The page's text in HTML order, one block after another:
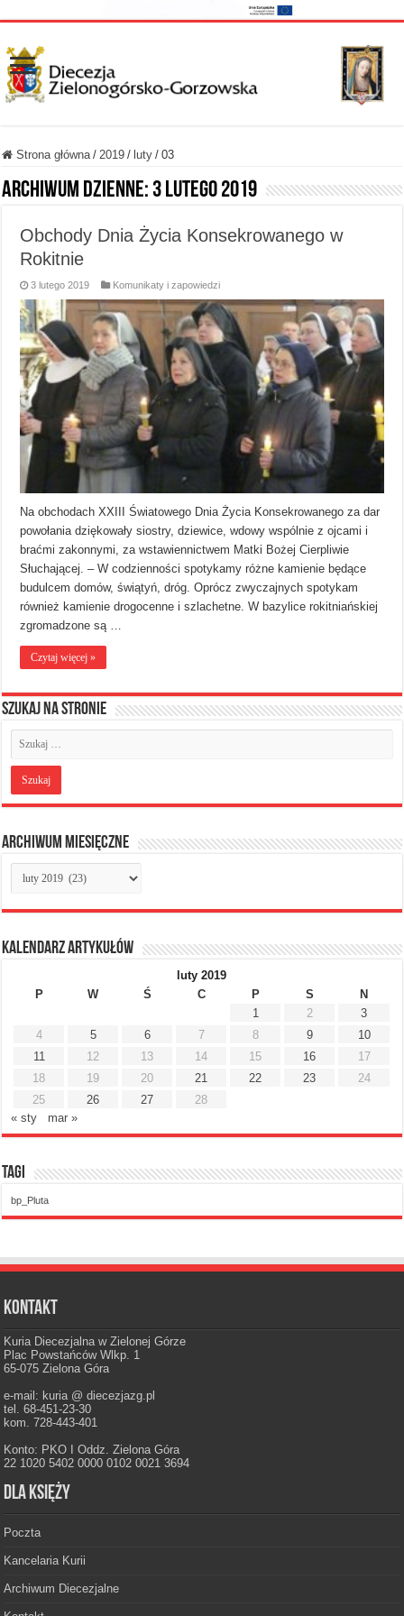
Strona główna / 2019 / luty / 03
Archiwum dzienne:3 lutego 2019
Obchody Dnia Życia Konsekrowanego w
Rokitnie
3 lutego 2019 Komunikaty i zapowiedzi
Na obchodach XXIII Światowego Dnia Życia Konsekrowanego za dar
powołania dziękowały siostry, dziewice, wdowy wspólnie z ojcami i
braćmi zakonnymi, za wstawiennictwem Matki Bożej Cierpliwie
Słuchającej. – W codzienności spotykamy różne kamienie będące
budulcem domów, świątyń, dróg. Oprócz zwyczajnych spotykam
również kamienie drogocenne i szlachetne. W bazylice rokitniańskiej
zgromadzone są …
Czytaj więcej »
Szukaj na stronie
Archiwum miesięczne
Archiwum
miesięczne
Kalendarz artykułów
luty 2019
P
W Ś C P S
N
1
2
3
4
5 6 7 8 9
10
11
12 13 14 15 16
17
18
19 20 21 22 23
24
25
26 27
28
« sty
mar »
Tagi
bp_Pluta
Kontakt
Kuria Diecezjalna w Zielonej Górze
Plac Powstańców Wlkp. 1
65-075 Zielona Góra
e-mail: kuria @ diecezjazg.pl
tel. 68-451-23-30
kom. 728-443-401
Konto: PKO I Oddz. Zielona Góra
22 1020 5402 0000 0102 0021 3694
Dla księży
Poczta
Kancelaria Kurii
Archiwum Diecezjalne